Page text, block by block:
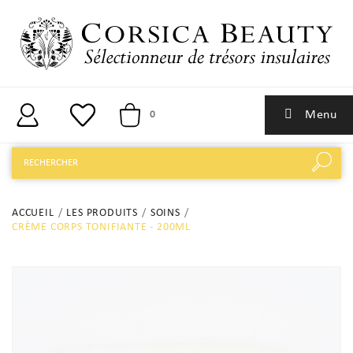
0 Menu
ACCUEIL LES PRODUITS
SOINS
CRÈME CORPS TONIFIANTE - 200ML